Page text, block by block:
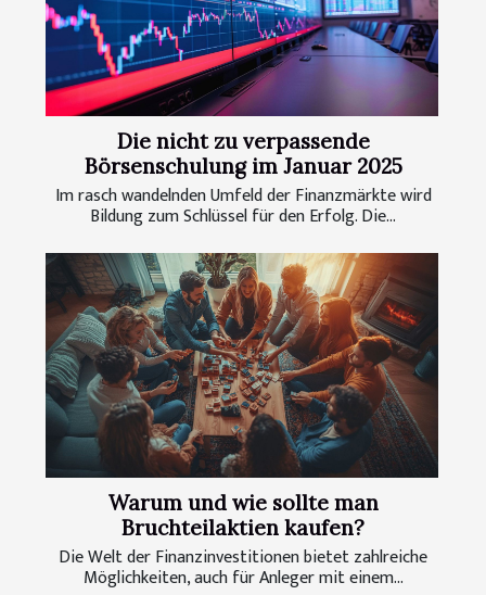
Die nicht zu verpassende
Börsenschulung im Januar 2025
Im rasch wandelnden Umfeld der Finanzmärkte wird
Bildung zum Schlüssel für den Erfolg. Die...
Warum und wie sollte man
Bruchteilaktien kaufen?
Die Welt der Finanzinvestitionen bietet zahlreiche
Möglichkeiten, auch für Anleger mit einem...